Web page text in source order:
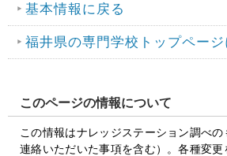
基本情報に戻る
福井県の専門学校トップページ
このページの情報について
この情報はナレッジステーション調べ
連絡いただいた事項を含む）。各種変